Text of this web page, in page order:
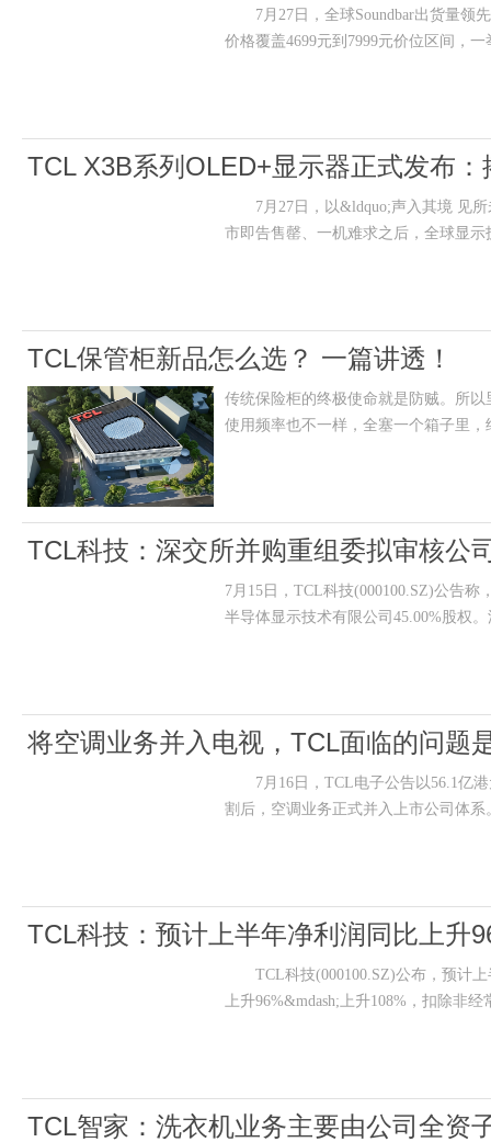
7月27日，全球Soundbar出货量领先
价格覆盖4699元到7999元价位区间，
TCL X3B系列OLED+显示器正式发布
7月27日，以&ldquo;声入其境 见所
市即告售罄、一机难求之后，全球显
TCL保管柜新品怎么选？ 一篇讲透！
传统保险柜的终极使命就是防贼。所
使用频率也不一样，全塞一个箱子里
TCL科技：深交所并购重组委拟审核公
7月15日，TCL科技(000100.SZ)公告
半导体显示技术有限公司45.00%股权
将空调业务并入电视，TCL面临的问题
7月16日，TCL电子公告以56.1亿港
割后，空调业务正式并入上市公司体
TCL科技：预计上半年净利润同比上升
TCL科技(000100.SZ)公布，预计上
上升96%&mdash;上升108%，扣除非
TCL智家：洗衣机业务主要由公司全资